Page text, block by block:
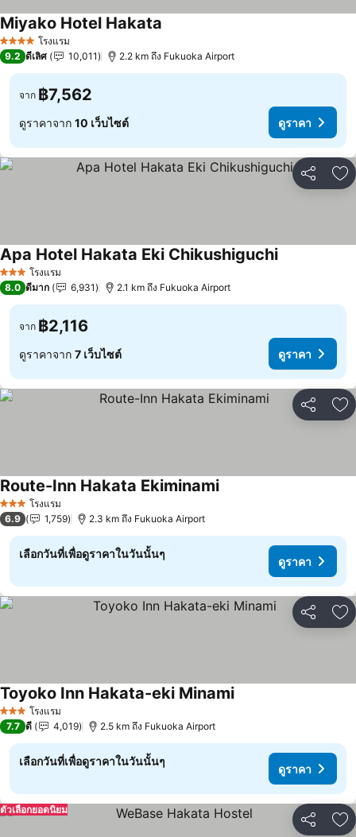
4 ดาว โรงแรม
Miyako Hotel Hakata
9.2 ดีเลิศ 10,011 2.2 km ถึง Fukuoka Airport
จาก ฿7,562
ดูราคาจาก 10 เว็บไซต์ ดูราคา
แชร์ เ
3 ดาว โรงแรม
Apa Hotel Hakata Eki Chikushiguchiดูราคา
8.0 ดีมาก 6,931 2.1 km ถึง Fukuoka Airport
จาก ฿2,116
ดูราคาจาก 7 เว็บไซต์ ดูราคา
แชร์ เ
3 ดาว โรงแรม
Route-Inn Hakata Ekiminamiดูราคา
6.9 1,759 2.3 km ถึง Fukuoka Airport
เลือกวันที่เพื่อดูราคาในวันนั้นๆ
ดูราคา
แชร์ เ
3 ดาว โรงแรม
Toyoko Inn Hakata-eki Minamiดูราคา
7.7 ดี 4,019 2.5 km ถึง Fukuoka Airport
เลือกวันที่เพื่อดูราคาในวันนั้นๆ
ดูราคา
แชร์ เ
ตัวเลือกยอดนิยม